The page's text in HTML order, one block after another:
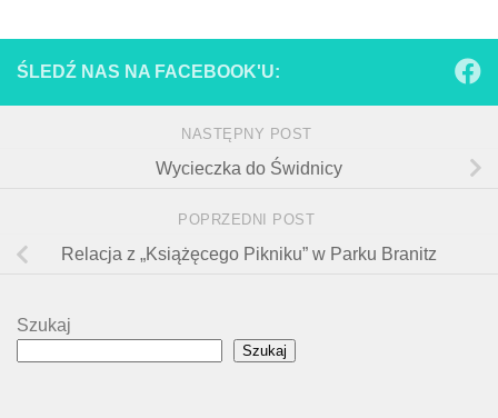
ŚLEDŹ NAS NA FACEBOOK'U:
NASTĘPNY POST
Wycieczka do Świdnicy
POPRZEDNI POST
Relacja z „Książęcego Pikniku” w Parku Branitz
Szukaj
Szukaj